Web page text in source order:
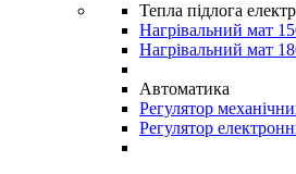
Тепла підлога
Нагрівальний мат
Нагрівальний мат
Автоматика
Регулятор
Регулятор